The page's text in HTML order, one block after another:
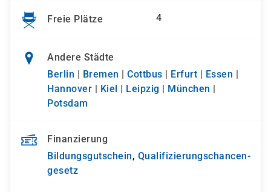
Freie Plätze 4
Andere Städte
Berlin
Bremen Cottbus Erfurt Essen
Hannover
Kiel Leipzig München
Potsdam
Finanzierung
Bildungsgutschein, Qualifizierungs­chancen­
gesetz